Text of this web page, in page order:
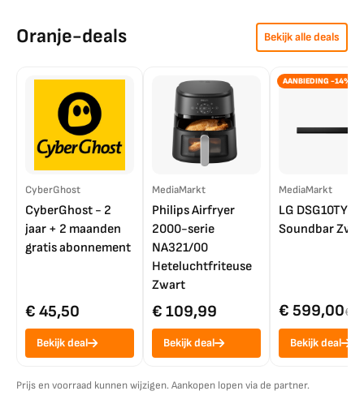
Oranje-deals Bekijk alle deals
CyberGhost
CyberGhost - 2
jaar + 2 maanden
gratis abonnement
€ 45,50
Bekijk deal
MediaMarkt
Philips Airfryer
2000-serie
NA321/00
Heteluchtfriteuse
Zwart
€ 109,99
Bekijk deal
AANBIEDING -14%
MediaMarkt
LG DSG10TY
Soundbar
€ 599,00€
Bekijk deal
Prijs en voorraad kunnen wijzigen. Aankopen lopen via de partner.